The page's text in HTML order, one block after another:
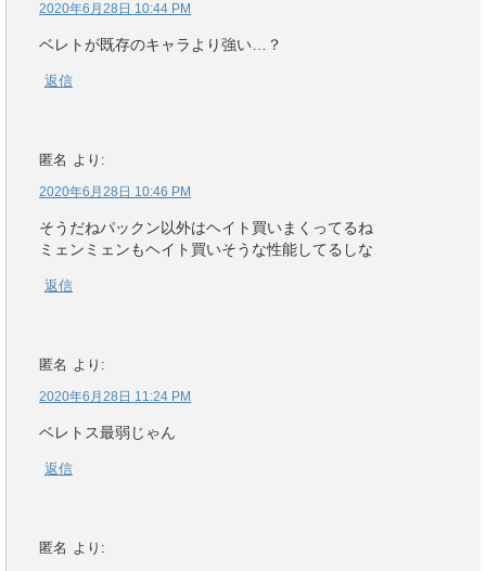
2020年6月28日 10:44 PM
ベレトが既存のキャラより強い…？
返信
匿名 より:
2020年6月28日 10:46 PM
そうだねパックン以外はヘイト買いまくってるね
ミェンミェンもヘイト買いそうな性能してるしな
返信
匿名 より:
2020年6月28日 11:24 PM
ベレトス最弱じゃん
返信
匿名 より: